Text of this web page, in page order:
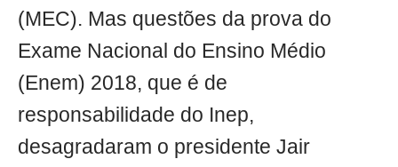
(MEC). Mas questões da prova do
Exame Nacional do Ensino Médio
(Enem) 2018, que é de
responsabilidade do Inep,
desagradaram o presidente Jair